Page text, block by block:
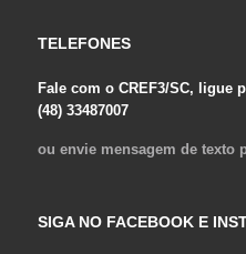
TELEFONES
Fale com o CREF3/SC, ligue
(48) 33487007
ou envie mensagem de texto
SIGA NO FACEBOOK E